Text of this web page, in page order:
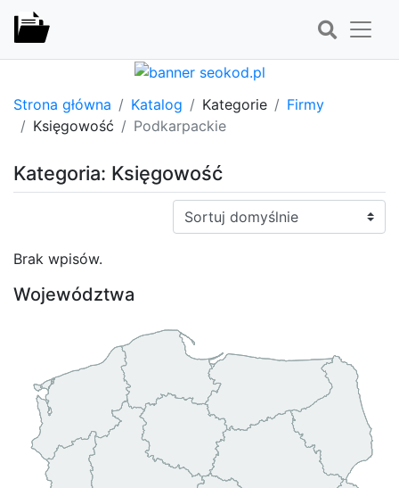
Strona główna Katalog Kategorie
Firmy
Księgowość
Podkarpackie
Kategoria: Księgowość
Sortuj:
Brak wpisów.
Województwa